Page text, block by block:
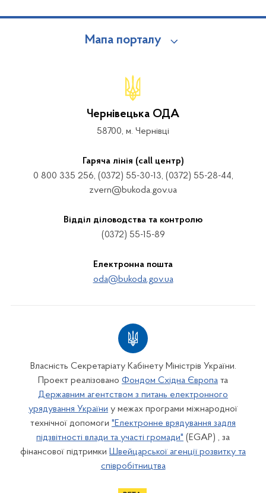
Мапа порталу
Чернівецька ОДА
58700, м. Чернівці
Гаряча лінія (call центр)
0 800 335 256, (0372) 55-30-13, (0372) 55-28-44,
zvern@bukoda.gov.ua
Відділ діловодства та контролю
(0372) 55-15-89
Електронна пошта
oda@bukoda.gov.ua
Власність Секретаріату Кабінету Міністрів України.
Проект реалізовано Фондом Східна Європа та
Державним агентством з питань електронного
урядування України у межах програми міжнародної
технічної допомоги "Електронне врядування задля
підзвітності влади та участі громади" (EGAP) , за
фінансової підтримки Швейцарської агенції розвитку та
співробітництва